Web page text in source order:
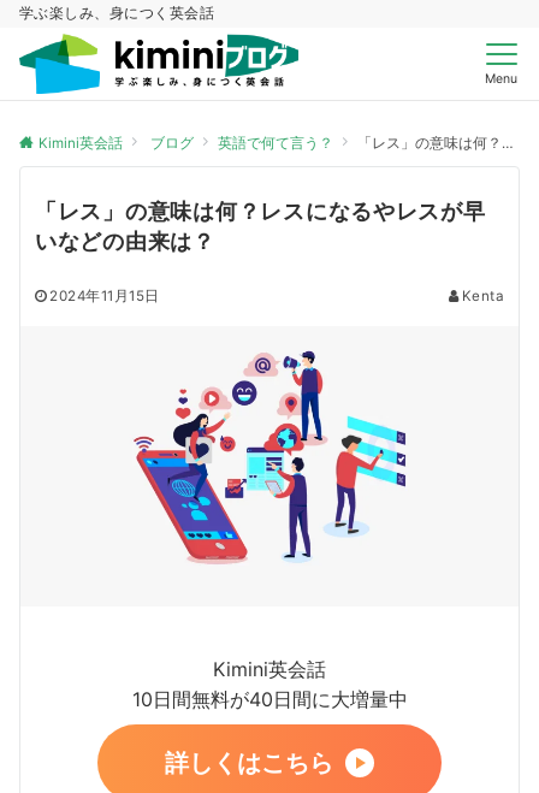
学ぶ楽しみ、身につく英会話
Menu
Kimini英会話 ブログ 英語で何て言う？ 「レス」の意味は何？レスになるやレスが早いなどの由来は？
「レス」の意味は何？レスになるやレスが早
いなどの由来は？
2024年11月15日 Kenta
Kimini英会話
10日間無料が40日間に大増量中
詳しくはこちら